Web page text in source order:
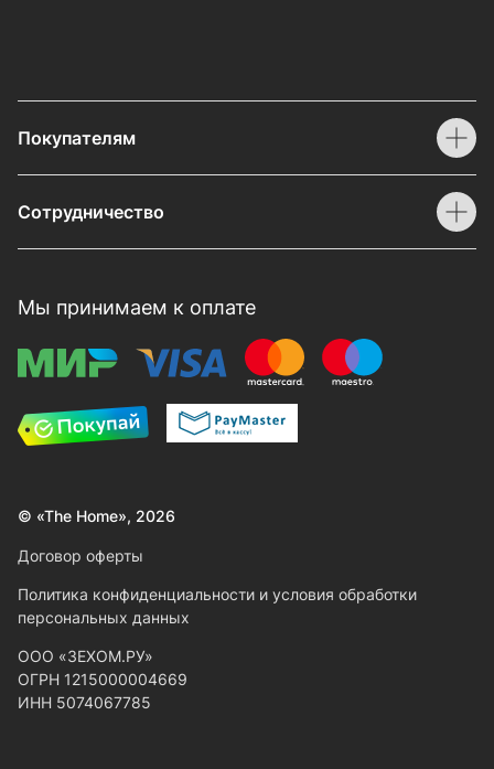
Покупателям
Сотрудничество
Мы принимаем к оплате
© «The Home», 2026
Договор оферты
Политика конфиденциальности и условия обработки
персональных данных
ООО «ЗЕХОМ.РУ»
ОГРН 1215000004669
ИНН 5074067785